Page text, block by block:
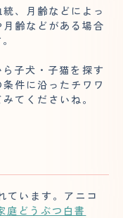
、月齢などによっ
齢などがある場合
子犬・子猫を探す
件に沿ったチワワ
てくださいね。
ています。アニコ
庭どうぶつ白書